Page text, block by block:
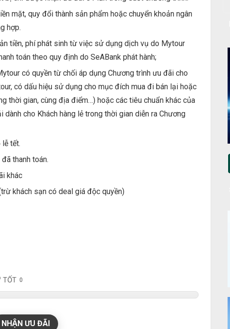
mặt, quy đổi thành sản phẩm hoặc chuyển khoản ngân
hợp.
tiền, phí phát sinh từ việc sử dụng dịch vụ do Mytour
toán theo quy định do SeABank phát hành;
có quyền từ chối áp dụng Chương trình ưu đãi cho
có dấu hiệu sử dụng cho mục đích mua đi bán lại hoặc
thời gian, cùng địa điểm…) hoặc các tiêu chuẩn khác của
cho Khách hàng lẻ trong thời gian diễn ra Chương
tết.
thanh toán.
khác
khách sạn có deal giá độc quyền)
TỐT 0
NHẬN ƯU ĐÃI